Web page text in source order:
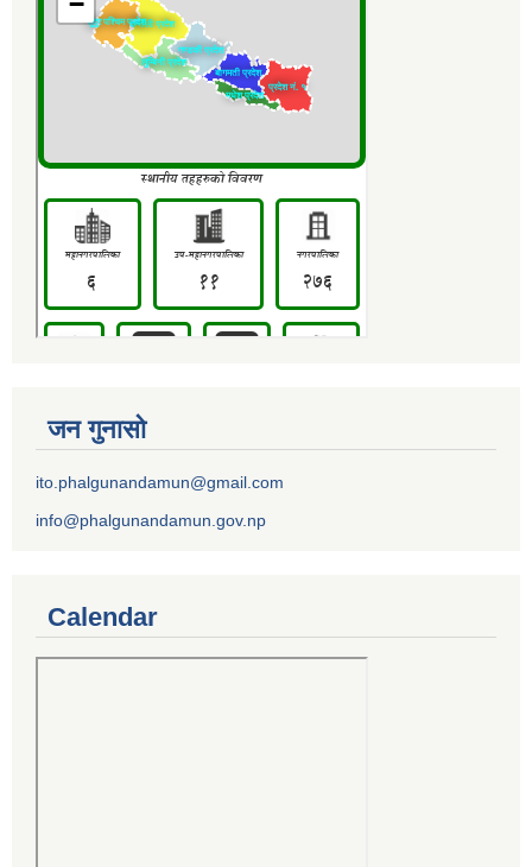
जन गुनासो
ito.phalgunandamun@gmail.com
info@phalgunandamun.gov.np
Calendar